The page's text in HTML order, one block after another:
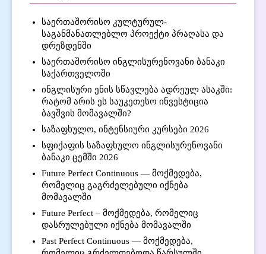
საერთაშორისო კულტურულ-
საგანმანათლებლო პროექტი პრაღასა და
დრეზდენში
საერთაშორისო ინგლისურენოვანი ბანაკი
საქართველოში
ინგლისური ენის სწავლება ადრეულ ასაკში:
რატომ არის ეს საუკეთესო ინვესტიცია
ბავშვის მომავალში?
საზაფხულო, ინტენსიური კურსები 2026
სფიქაფის საზაფხულო ინგლისურენოვანი
ბანაკი ცემში 2026
Future Perfect Continuous — მოქმედება,
რომელიც გაგრძელებული იქნება
მომავალში
Future Perfect – მოქმედება, რომელიც
დასრულებული იქნება მომავალში
Past Perfect Continuous — მოქმედება,